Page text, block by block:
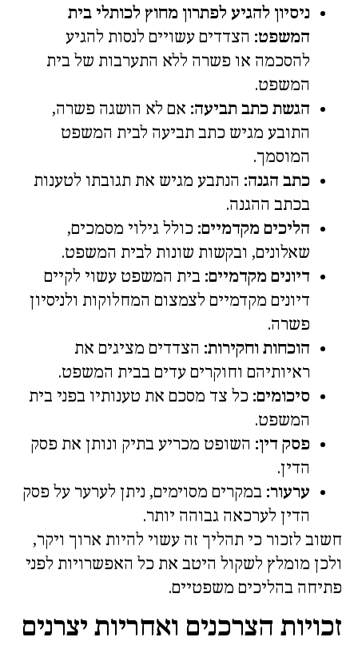
ניסיון להגיע לפתרון מחוץ לכותלי בית
המשפט: הצדדים עשויים לנסות להגיע
להסכמה או פשרה ללא התערבות של בית
המשפט.
הגשת כתב תביעה: אם לא הושגה פשרה,
התובע מגיש כתב תביעה לבית המשפט
המוסמך.
כתב הגנה: הנתבע מגיש את תגובתו לטענות
בכתב ההגנה.
הליכים מקדמיים: כולל גילוי מסמכים,
שאלונים, ובקשות שונות לבית המשפט.
דיונים מקדמיים: בית המשפט עשוי לקיים
דיונים מקדמיים לצמצום המחלוקות ולניסיון
פשרה.
הוכחות וחקירות: הצדדים מציגים את
ראיותיהם וחוקרים עדים בבית המשפט.
סיכומים: כל צד מסכם את טענותיו בפני בית
המשפט.
פסק דין: השופט מכריע בתיק ונותן את פסק
הדין.
ערעור: במקרים מסוימים, ניתן לערער על פסק
הדין לערכאה גבוהה יותר.
חשוב לזכור כי תהליך זה עשוי להיות ארוך ויקר,
ולכן מומלץ לשקול היטב את כל האפשרויות לפני
פתיחה בהליכים משפטיים.
זכויות הצרכנים ואחריות יצרנים